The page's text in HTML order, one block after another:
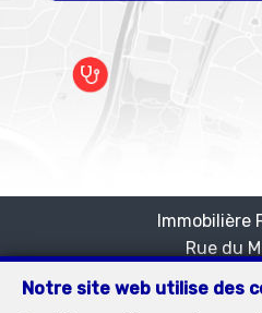
Notre site web utilise des
Immobilière
—
Rue du
1050